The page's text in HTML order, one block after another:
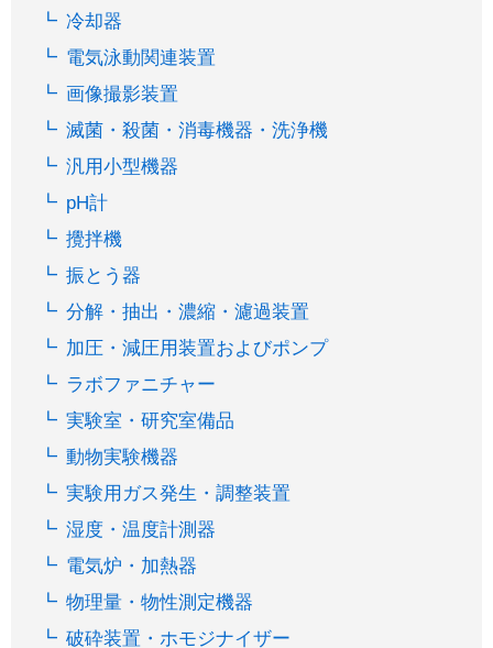
冷却器
電気泳動関連装置
画像撮影装置
滅菌・殺菌・消毒機器・洗浄機
汎用小型機器
pH計
攪拌機
振とう器
分解・抽出・濃縮・濾過装置
加圧・減圧用装置およびポンプ
ラボファニチャー
実験室・研究室備品
動物実験機器
実験用ガス発生・調整装置
湿度・温度計測器
電気炉・加熱器
物理量・物性測定機器
破砕装置・ホモジナイザー